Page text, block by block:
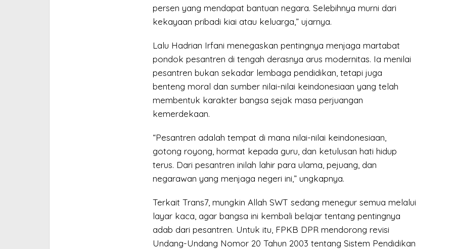
persen yang mendapat bantuan negara. Selebihnya murni dari
kekayaan pribadi kiai atau keluarga,” ujarnya.
Lalu Hadrian Irfani menegaskan pentingnya menjaga martabat
pondok pesantren di tengah derasnya arus modernitas. Ia menilai
pesantren bukan sekadar lembaga pendidikan, tetapi juga
benteng moral dan sumber nilai-nilai keindonesiaan yang telah
membentuk karakter bangsa sejak masa perjuangan
kemerdekaan.
“Pesantren adalah tempat di mana nilai-nilai keindonesiaan,
gotong royong, hormat kepada guru, dan ketulusan hati hidup
terus. Dari pesantren inilah lahir para ulama, pejuang, dan
negarawan yang menjaga negeri ini,” ungkapnya.
Terkait Trans7, mungkin Allah SWT sedang menegur semua melalui
layar kaca, agar bangsa ini kembali belajar tentang pentingnya
adab dari pesantren. Untuk itu, FPKB DPR mendorong revisi
Undang-Undang Nomor 20 Tahun 2003 tentang Sistem Pendidikan